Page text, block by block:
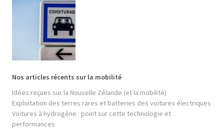
Nos articles récents sur la mobilité
Idées reçues sur la Nouvelle Zélande (et la mobilité)
Exploitation des terres rares et batteries des voitures électriques
Voitures à hydrogène : point sur cette technologie et
performances